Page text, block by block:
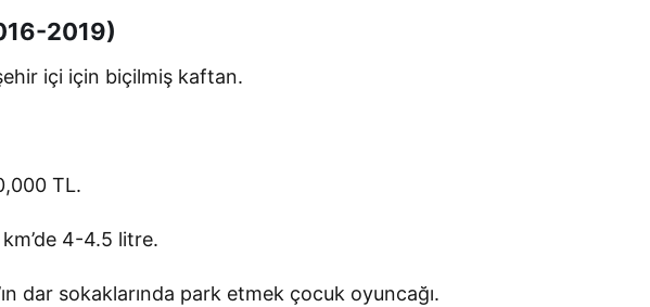
2019)
içi için biçilmiş kaftan.
TL.
4-4.5 litre.
dar sokaklarında park etmek çocuk oyuncağı.